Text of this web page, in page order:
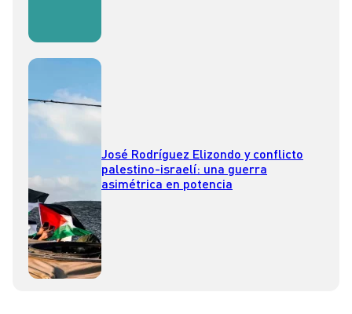
José Rodríguez Elizondo y conflicto
palestino-israelí: una guerra
asimétrica en potencia